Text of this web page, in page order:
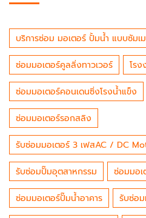
บริการซ่อม มอเตอร์ ปั้มน้ำ แบบซัม
ซ่อมมอเตอร์คูลลิ่งทาวเวอร์ โร
ซ่อมมอเตอร์คอนเดนซิ่งโรงน้ำแข็ง
ซ่อมมอเตอร์รอกสลิง
รับซ่อมมอเตอร์ 3 เฟสAC / DC
รับซ่อมปั๊มอุตสาหกรรม ซ่อมมอเ
ซ่อมมอเตอร์ปั๊มน้ำอาคาร รับซ่อ